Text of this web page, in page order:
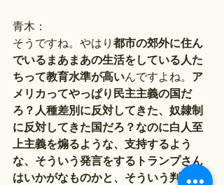
青木：
そうですね。やはり 都市の郊外に住ん
でいるまあまあの生活をしている人た
ちって教育水準が高いんですよね。 ア
メリカってやっぱり民主主義の国だ
ろ？人種差別に反対してきた、奴隷制
に反対してきた国だろ？なのに白人至
上主義を煽るような、支持するよう
な、そういう発言をするトランプさん
はいかがなものかと、そういう判断が